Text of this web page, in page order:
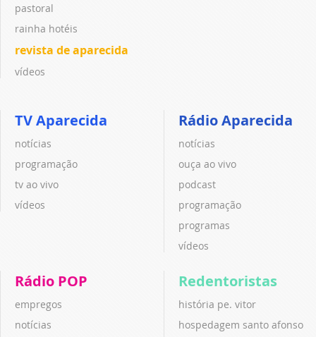
pastoral
rainha hotéis
revista de aparecida
vídeos
TV Aparecida
notícias
programação
tv ao vivo
vídeos
Rádio Aparecida
notícias
ouça ao vivo
podcast
programação
programas
vídeos
Rádio POP
empregos
notícias
Redentoristas
história pe. vitor
hospedagem santo afonso